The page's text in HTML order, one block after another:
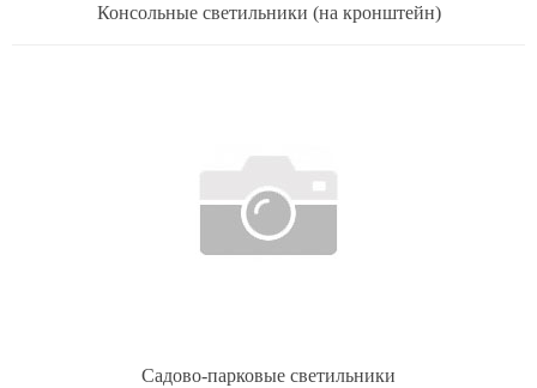
Консольные светильники (на кронштейн)
Садово-парковые светильники